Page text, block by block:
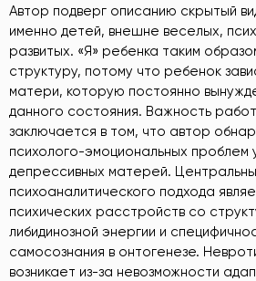
Автор подверг описанию скрытый
именно детей, внешне веселых,
развитых. «Я» ребенка таким
структуру, потому что ребенок
матери, которую постоянно
данного состояния. Важность
заключается в том, что автор
психолого-эмоциональных проблем
депрессивных матерей.
психоаналитического подхода
психических расстройств со
либидинозной энергии и
самосознания в онтогенезе.
возникает из-за невозможности